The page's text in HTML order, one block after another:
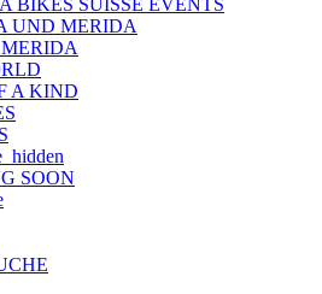
BIKES SUISSE EVENTS
UND MERIDA
MERIDA
A KIND
SOON